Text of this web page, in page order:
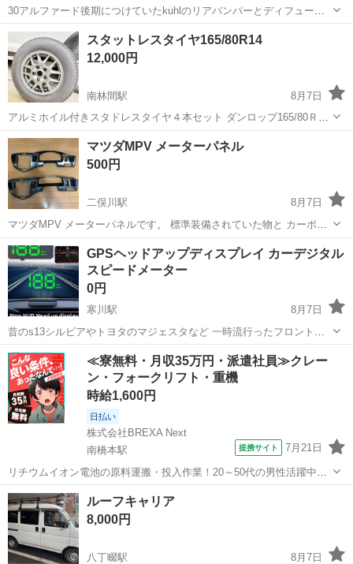
30アルファード後期につけていたkuhlのリアバンパーとディフューザ
ーのセットになります。 車売却に伴い、外したパーツを出品します。
もちろん使用していたので多少の傷や欠けはあります 写真を判断して
いただき購入お願いします。...
神奈川 小田原市 小田原駅 パーツ
スタットレスタイヤ165/80R14
12,000円
南林間駅
8月7日
アルミホイル付きスタドレスタイヤ４本セット ダンロップ165/80Ｒ14
97/95NIT 締め付けナット20個も付けてお渡しします 私は2シーズンタ
ウンエースに装着していました。
神奈川 座間市 南林間駅 タイヤ、ホイール
マツダMPV メーターパネル
500円
二俣川駅
8月7日
マツダMPV メーターパネルです。 標準装備されていた物と カーボン
調の物の ２点セットになります。 ＬＷ系前期 中期に取り付け可能で
す。 気になる傷や折れ割れ欠けは ありません。 エアコンの吹き出し
口も正常に動きます。 ...
神奈川 横浜市 二俣川駅 内装、インテリア マツダMPV
GPSヘッドアップディスプレイ カーデジタル
スピードメーター
0円
寒川駅
8月7日
昔のs13シルビアやトヨタのマジェスタなど 一時流行ったフロントガ
ラスにスピードを写し出すメーターです。 純正ではないので全く一緒
ではありませゎ 購入して箱をあけつけようとしましたが やめてしまい
実際確認はしていません 未使...
神奈川 平塚市 寒川駅 その他 ヘッドアップディスプレイ
≪寮無料・月収35万円・派遣社員≫クレー
ン・フォークリフト・重機
時給1,600円
日払い
株式会社BREXA Next
南橋本駅
提携サイト 7月21日
リチウムイオン電池の原料運搬・投入作業！20～50代の男性活躍中★
ワンルーム寮完備！赴任旅費会社負担！年間休日130日★フォークリフ
ト免許お持ちの方、活躍中！就業先食堂利用可★《神奈川県相模原
市》 人気の工場のお仕事 ◇電...
神奈川 相模原市 南橋本駅
ルーフキャリア
8,000円
八丁畷駅
8月7日